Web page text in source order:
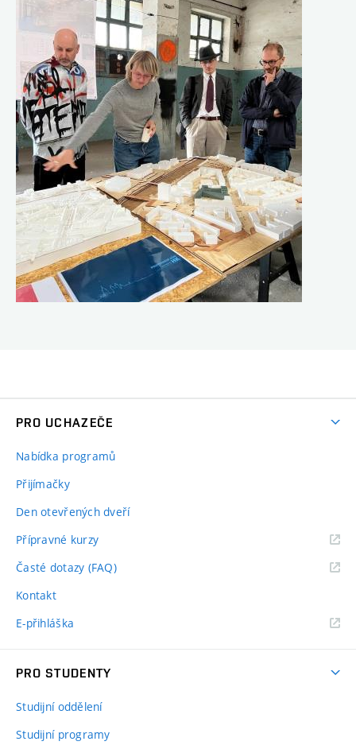
PRO UCHAZEČE
Nabídka programů
Přijímačky
Den otevřených dveří
Přípravné kurzy
Časté dotazy (FAQ)
Kontakt
E-přihláška
PRO STUDENTY
Studijní oddělení
Studijní programy